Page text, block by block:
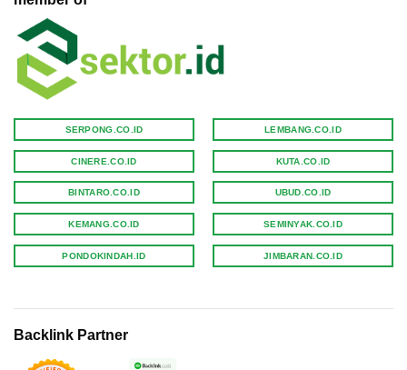
SERPONG.CO.ID
CINERE.CO.ID
BINTARO.CO.ID
KEMANG.CO.ID
PONDOKINDAH.ID
LEMBANG.CO.ID
KUTA.CO.ID
UBUD.CO.ID
SEMINYAK.CO.ID
JIMBARAN.CO.ID
Backlink Partner